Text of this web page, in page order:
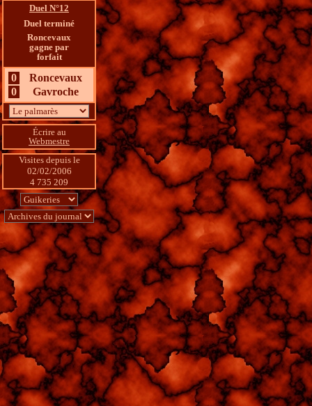
Duel N°12
Duel terminé
Roncevaux
gagne par
forfait
0
Roncevaux
0
Gavroche
Écrire au
Webmestre
Visites depuis le
02/02/2006
4 735 209